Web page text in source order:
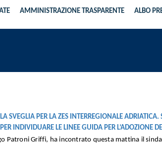
AMMINISTRAZIONE TRASPARENTE ALBO
SVEGLIA PER LA ZES INTERREGIONALE ADRIATICA.
INDIVIDUARE LE LINEE GUIDA PER L’ADOZIONE
Patroni Griffi, ha incontrato questa mattina il